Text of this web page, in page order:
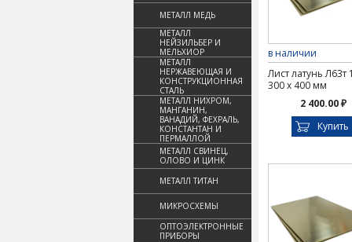
МЕТАЛЛ МЕДЬ
МЕТАЛЛ
НЕЙЗИЛЬБЕР И
МЕЛЬХИОР
МЕТАЛЛ
НЕРЖАВЕЮЩАЯ И
КОНСТРУКЦИОННАЯ
СТАЛЬ
МЕТАЛЛ НИХРОМ,
МАНГАНИН,
ВАНАДИЙ, ФЕХРАЛЬ,
КОНСТАНТАН И
ПЕРМАЛЛОЙ
МЕТАЛЛ СВИНЕЦ,
ОЛОВО И ЦИНК
МЕТАЛЛ ТИТАН
МИКРОСХЕМЫ
ОПТОЭЛЕКТРОННЫЕ
ПРИБОРЫ
в наличии
Лист латунь Л63т
300 х 400 мм
2 400.00 ₽
Купить